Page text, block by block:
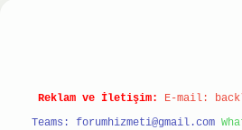
Reklam ve İletişim: E-mail:
Teams: forumhizmeti@gmail.com